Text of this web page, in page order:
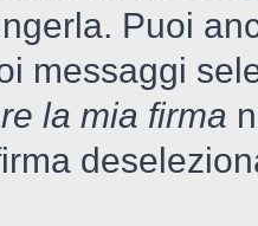
Puoi
messaggi
la mia firma